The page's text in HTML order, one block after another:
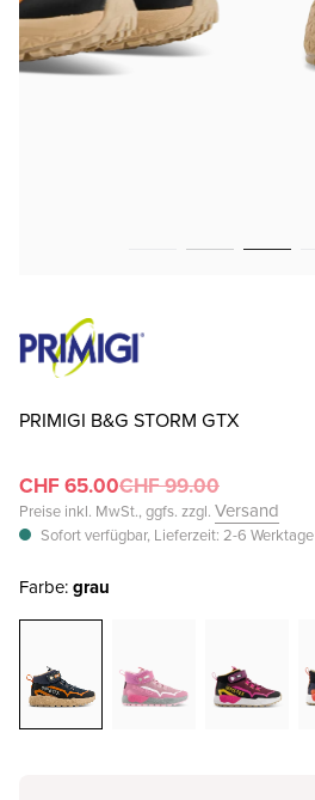
PRIMIGI B&G STORM GTX
CHF 65.00CHF 99.00
Preise inkl. MwSt., ggfs. zzgl. Versand
Sofort verfügbar, Lieferzeit: 2-6 Werktage
Farbe:grau